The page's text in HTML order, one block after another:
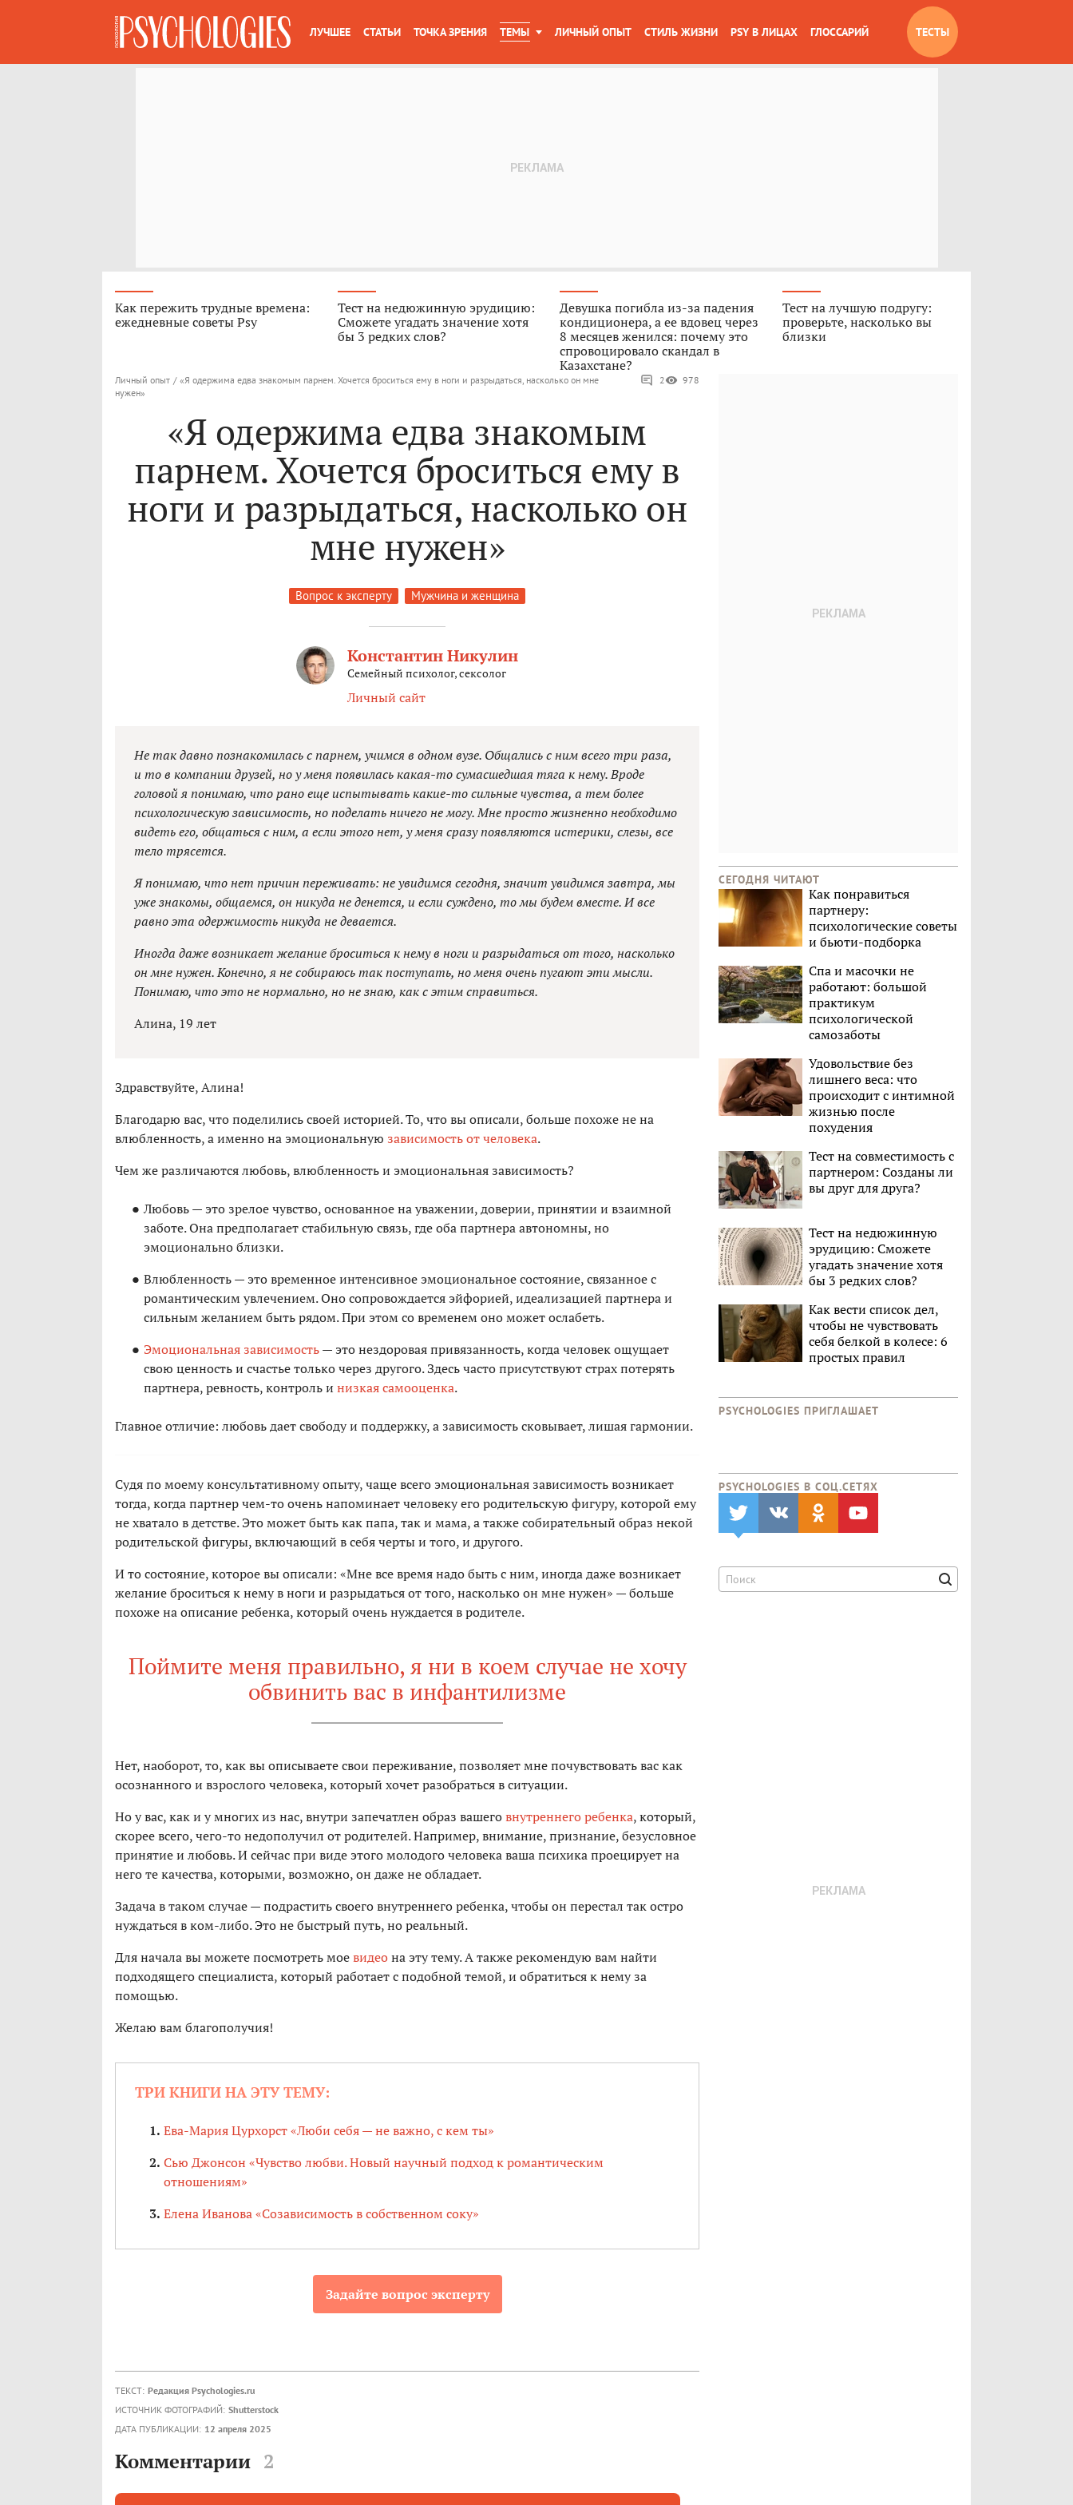
ЛУЧШЕЕ СТАТЬИ ТОЧКА ЗРЕНИЯ ТЕМЫ ЛИЧНЫЙ ОПЫТ СТИЛЬ ЖИЗНИ PSY В ЛИЦАХ ГЛОССАРИЙ ТЕСТЫ
Как пережить трудные времена:
ежедневные советы Psy
Тест на недюжинную эрудицию:
Сможете угадать значение хотя
бы 3 редких слов?
Девушка погибла из-за падения
кондиционера, а ее вдовец через
8 месяцев женился: почему это
спровоцировало скандал в
Казахстане?
Тест на лучшую подругу:
проверьте, насколько вы
близки
Личный опыт / «Я одержима едва знакомым парнем. Хочется броситься ему в ноги и разрыдаться, насколько он мне
нужен»
2 978
«Я одержима едва знакомым
парнем. Хочется броситься ему в
ноги и разрыдаться, насколько он
мне нужен»
Вопрос к эксперту Мужчина и женщина
Константин Никулин
Семейный психолог, сексолог
Личный сайт
Не так давно познакомилась с парнем, учимся в одном вузе. Общались с ним всего три раза,
и то в компании друзей, но у меня появилась какая-то сумасшедшая тяга к нему. Вроде
головой я понимаю, что рано еще испытывать какие-то сильные чувства, а тем более
психологическую зависимость, но поделать ничего не могу. Мне просто жизненно необходимо
видеть его, общаться с ним, а если этого нет, у меня сразу появляются истерики, слезы, все
тело трясется.
Я понимаю, что нет причин переживать: не увидимся сегодня, значит увидимся завтра, мы
уже знакомы, общаемся, он никуда не денется, и если суждено, то мы будем вместе. И все
равно эта одержимость никуда не девается.
Иногда даже возникает желание броситься к нему в ноги и разрыдаться от того, насколько
он мне нужен. Конечно, я не собираюсь так поступать, но меня очень пугают эти мысли.
Понимаю, что это не нормально, но не знаю, как с этим справиться.
Алина, 19 лет
Здравствуйте, Алина!
Благодарю вас, что поделились своей историей. То, что вы описали, больше похоже не на
влюбленность, а именно на эмоциональную зависимость от человека.
Чем же различаются любовь, влюбленность и эмоциональная зависимость?
Любовь — это зрелое чувство, основанное на уважении, доверии, принятии и взаимной
заботе. Она предполагает стабильную связь, где оба партнера автономны, но
эмоционально близки.
Влюбленность — это временное интенсивное эмоциональное состояние, связанное с
романтическим увлечением. Оно сопровождается эйфорией, идеализацией партнера и
сильным желанием быть рядом. При этом со временем оно может ослабеть.
Эмоциональная зависимость— это нездоровая привязанность, когда человек ощущает
свою ценность и счастье только через другого. Здесь часто присутствуют страх потерять
партнера, ревность, контроль и низкая самооценка.
Главное отличие: любовь дает свободу и поддержку, а зависимость сковывает, лишая гармонии.
Судя по моему консультативному опыту, чаще всего эмоциональная зависимость возникает
тогда, когда партнер чем-то очень напоминает человеку его родительскую фигуру, которой ему
не хватало в детстве. Это может быть как папа, так и мама, а также собирательный образ некой
родительской фигуры, включающий в себя черты и того, и другого.
И то состояние, которое вы описали: «Мне все время надо быть с ним, иногда даже возникает
желание броситься к нему в ноги и разрыдаться от того, насколько он мне нужен» — больше
похоже на описание ребенка, который очень нуждается в родителе.
Поймите меня правильно, я ни в коем случае не хочу
обвинить вас в инфантилизме
Нет, наоборот, то, как вы описываете свои переживание, позволяет мне почувствовать вас как
осознанного и взрослого человека, который хочет разобраться в ситуации.
Но у вас, как и у многих из нас, внутри запечатлен образ вашеговнутреннего ребенка, который,
скорее всего, чего-то недополучил от родителей. Например, внимание, признание, безусловное
принятие и любовь. И сейчас при виде этого молодого человека ваша психика проецирует на
него те качества, которыми, возможно, он даже не обладает.
Задача в таком случае — подрастить своего внутреннего ребенка, чтобы он перестал так остро
нуждаться в ком-либо. Это не быстрый путь, но реальный.
Для начала вы можете посмотреть моевидеона эту тему. А также рекомендую вам найти
подходящего специалиста, который работает с подобной темой, и обратиться к нему за
помощью.
Желаю вам благополучия!
ТРИ КНИГИ НА ЭТУ ТЕМУ:
Ева-Мария Цурхорст «Люби себя — не важно, с кем ты»
Сью Джонсон «Чувство любви. Новый научный подход к романтическим
отношениям»
Елена Иванова «Созависимость в собственном соку»
Задайте вопрос эксперту
ТЕКСТ: Редакция Psychologies.ru
ИСТОЧНИК ФОТОГРАФИЙ: Shutterstock
ДАТА ПУБЛИКАЦИИ: 12 апреля 2025
Комментарии 2
СЕГОДНЯ ЧИТАЮТ
Как понравиться
партнеру:
психологические советы
и бьюти-подборка
Спа и масочки не
работают: большой
практикум
психологической
самозаботы
Удовольствие без
лишнего веса: что
происходит с интимной
жизнью после
похудения
Тест на совместимость с
партнером: Созданы ли
вы друг для друга?
Тест на недюжинную
эрудицию: Сможете
угадать значение хотя
бы 3 редких слов?
Как вести список дел,
чтобы не чувствовать
себя белкой в колесе: 6
простых правил
PSYCHOLOGIES ПРИГЛАШАЕТ
PSYCHOLOGIES В CОЦ.СЕТЯХ